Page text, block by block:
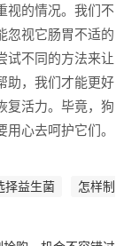
视的情况。我们不
忽视它肠胃不适的
试不同的方法来让
助，我们才能更好
复活力。毕竟，狗
心去呵护它们。
择益生菌
怎样制